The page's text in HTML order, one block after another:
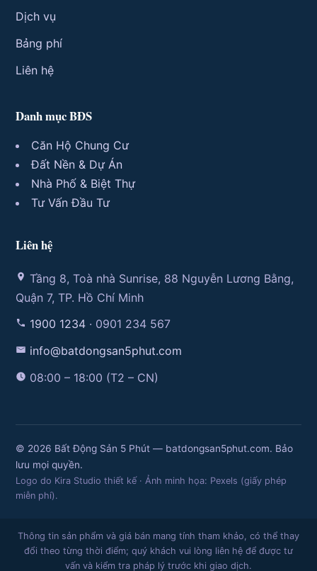
Dịch vụ
Bảng phí
Liên hệ
Danh mục BĐS
Căn Hộ Chung Cư
Đất Nền & Dự Án
Nhà Phố & Biệt Thự
Tư Vấn Đầu Tư
Liên hệ
Tầng 8, Toà nhà Sunrise, 88 Nguyễn Lương Bằng,
Quận 7, TP. Hồ Chí Minh
1900 1234 · 0901 234 567
info@batdongsan5phut.com
08:00 – 18:00 (T2 – CN)
© 2026 Bất Động Sản 5 Phút — batdongsan5phut.com. Bảo
lưu mọi quyền.
Logo do Kira Studio thiết kế · Ảnh minh họa: Pexels (giấy phép
miễn phí).
Thông tin sản phẩm và giá bán mang tính tham khảo, có thể thay
đổi theo từng thời điểm; quý khách vui lòng liên hệ để được tư
vấn và kiểm tra pháp lý trước khi giao dịch.